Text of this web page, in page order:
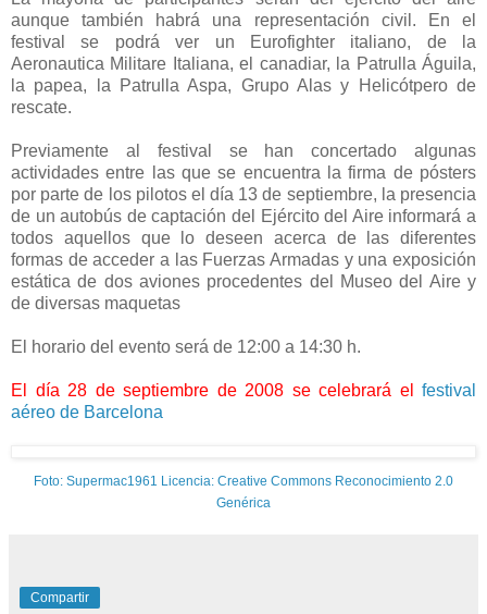
aunque también habrá una representación civil. En el
festival se podrá ver un Eurofighter italiano, de la
Aeronautica Militare Italiana, el canadiar, la Patrulla Águila,
la papea, la Patrulla Aspa, Grupo Alas y Helicótpero de
rescate.
Previamente al festival se han concertado algunas
actividades entre las que se encuentra la firma de pósters
por parte de los pilotos el día 13 de septiembre, la presencia
de un autobús de captación del Ejército del Aire informará a
todos aquellos que lo deseen acerca de las diferentes
formas de acceder a las Fuerzas Armadas y una exposición
estática de dos aviones procedentes del Museo del Aire y
de diversas maquetas
El horario del evento será de 12:00 a 14:30 h.
El día 28 de septiembre de 2008 se celebrará el festival
aéreo de Barcelona
Foto: Supermac1961 Licencia: Creative Commons Reconocimiento 2.0
Genérica
Compartir